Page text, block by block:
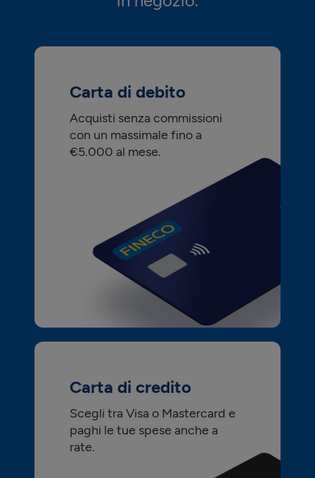
Carta di debito
Acquisti senza commissioni
con un massimale fino a
€5.000 al mese.
Carta di credito
Scegli tra Visa o Mastercard e
paghi le tue spese anche a
rate.